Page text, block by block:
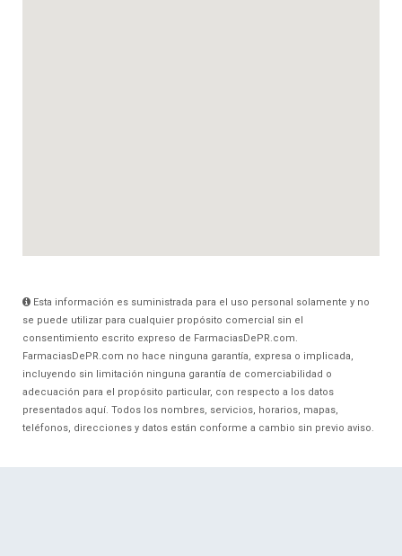
Esta información es suministrada para el uso personal solamente y no
se puede utilizar para cualquier propósito comercial sin el
consentimiento escrito expreso de FarmaciasDePR.com.
FarmaciasDePR.com no hace ninguna garantía, expresa o implicada,
incluyendo sin limitación ninguna garantía de comerciabilidad o
adecuación para el propósito particular, con respecto a los datos
presentados aquí. Todos los nombres, servicios, horarios, mapas,
teléfonos, direcciones y datos están conforme a cambio sin previo aviso.